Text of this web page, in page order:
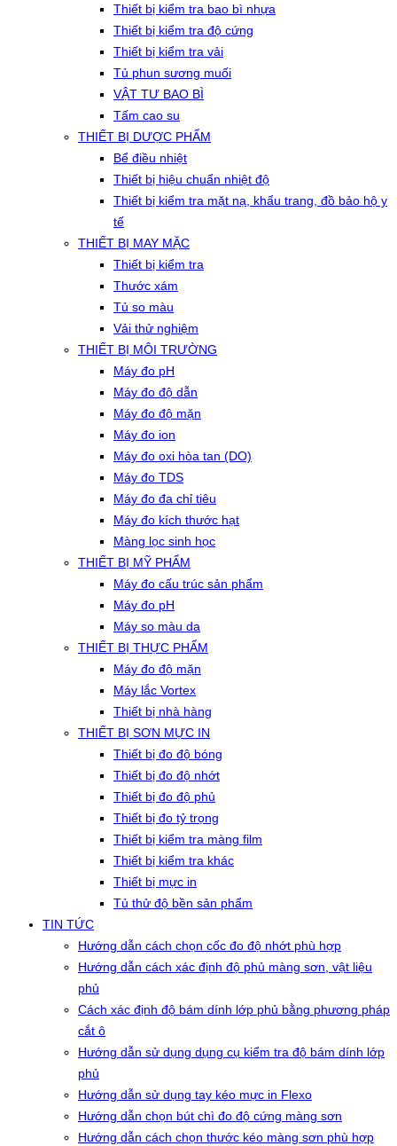
Thiết bị kiểm tra bao bì nhựa
Thiết bị kiểm tra độ cứng
Thiết bị kiểm tra vải
Tủ phun sương muối
VẬT TƯ BAO BÌ
Tấm cao su
THIẾT BỊ DƯỢC PHẨM
Bể điều nhiệt
Thiết bị hiệu chuẩn nhiệt độ
Thiết bị kiểm tra mặt nạ, khẩu trang, đồ bảo hộ y
tế
THIẾT BỊ MAY MẶC
Thiết bị kiểm tra
Thước xám
Tủ so màu
Vải thử nghiệm
THIẾT BỊ MÔI TRƯỜNG
Máy đo pH
Máy đo độ dẫn
Máy đo độ mặn
Máy đo ion
Máy đo oxi hòa tan (DO)
Máy đo TDS
Máy đo đa chỉ tiêu
Máy đo kích thước hạt
Màng lọc sinh học
THIẾT BỊ MỸ PHẨM
Máy đo cấu trúc sản phẩm
Máy đo pH
Máy so màu da
THIẾT BỊ THỰC PHẨM
Máy đo độ mặn
Máy lắc Vortex
Thiết bị nhà hàng
THIẾT BỊ SƠN MỰC IN
Thiết bị đo độ bóng
Thiết bị đo độ nhớt
Thiết bị đo độ phủ
Thiết bị đo tỷ trọng
Thiết bị kiểm tra màng film
Thiết bị kiểm tra khác
Thiết bị mực in
Tủ thử độ bền sản phẩm
TIN TỨC
Hướng dẫn cách chọn cốc đo độ nhớt phù hợp
Hướng dẫn cách xác định độ phủ màng sơn, vật liệu
phủ
Cách xác định độ bám dính lớp phủ bằng phương pháp
cắt ô
Hướng dẫn sử dụng dụng cụ kiểm tra độ bám dính lớp
phủ
Hướng dẫn sử dụng tay kéo mực in Flexo
Hướng dẫn chọn bút chì đo độ cứng màng sơn
Hướng dẫn cách chọn thước kéo màng sơn phù hợp